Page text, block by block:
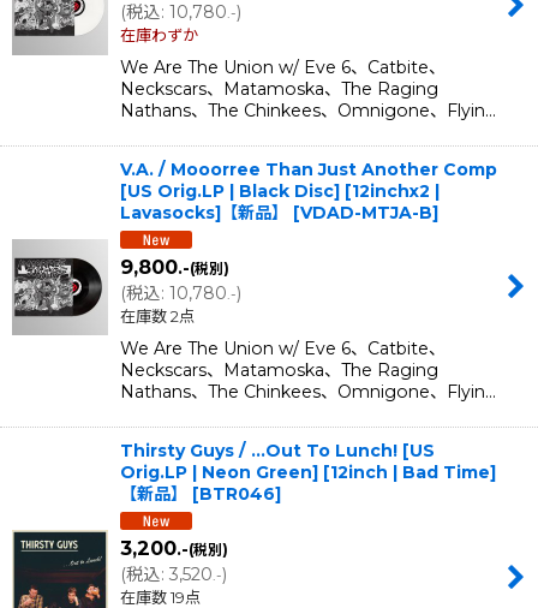
(税込: 10,780.-)
在庫わずか
We Are The Union w/ Eve 6、Catbite、
Neckscars、Matamoska、The Raging
Nathans、The Chinkees、Omnigone、Flyin…
V.A. / Mooorree Than Just Another Comp
[US Orig.LP | Black Disc] [12inchx2 |
Lavasocks]【新品】
[VDAD-MTJA-B]
9,800.-(税別)
(税込: 10,780.-)
在庫数 2点
We Are The Union w/ Eve 6、Catbite、
Neckscars、Matamoska、The Raging
Nathans、The Chinkees、Omnigone、Flyin…
Thirsty Guys / .​.​.​Out To Lunch! [US
Orig.LP | Neon Green] [12inch | Bad Time]
【新品】
[BTR046]
3,200.-(税別)
(税込: 3,520 .-)
在庫数 19点